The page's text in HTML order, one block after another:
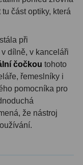
část optiky, která
při
dílně, v kanceláři
čočkou tohoto
řemeslníky i
pomocníka pro
že nástroj